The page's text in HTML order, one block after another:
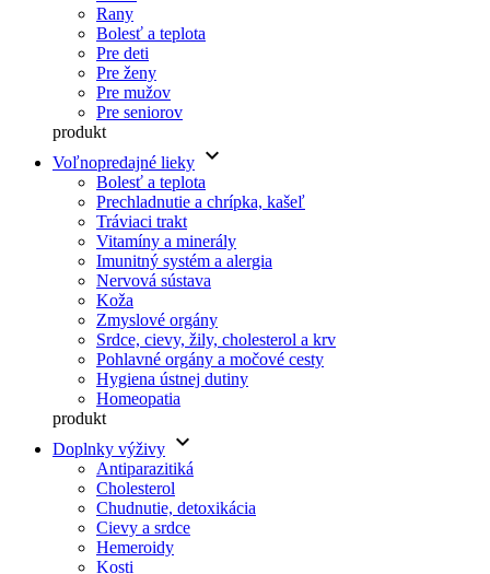
Rany
Bolesť a teplota
Pre deti
Pre ženy
Pre mužov
Pre seniorov
produkt
Voľnopredajné lieky keyboard_arrow_down
Bolesť a teplota
Prechladnutie a chrípka, kašeľ
Tráviaci trakt
Vitamíny a minerály
Imunitný systém a alergia
Nervová sústava
Koža
Zmyslové orgány
Srdce, cievy, žily, cholesterol a krv
Pohlavné orgány a močové cesty
Hygiena ústnej dutiny
Homeopatia
produkt
Doplnky výživy keyboard_arrow_down
Antiparazitiká
Cholesterol
Chudnutie, detoxikácia
Cievy a srdce
Hemeroidy
Kosti